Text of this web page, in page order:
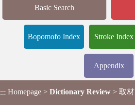
Basic Search
Bopomofo Index Stroke Index
Appendix
::: Homepage > Dictionary Review > 取材